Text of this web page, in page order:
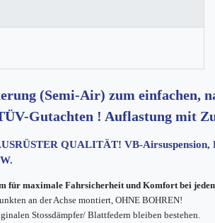
(Semi-Air) zum einfachen,
Gutachten ! Auflastung mit
QUALITÄT! VB-Airsuspension,
für maximale Fahrsicherheit und Komfort bei
an der Achse montiert, OHNE BOHREN!
Stossdämpfer/ Blattfedern bleiben bestehen.